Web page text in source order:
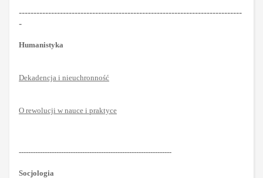
----------------------------------------------------------------------------
-
Humanistyka
Dekadencja i nieuchronność
O rewolucji w nauce i praktyce
-----------------------------------------------------------------
Socjologia